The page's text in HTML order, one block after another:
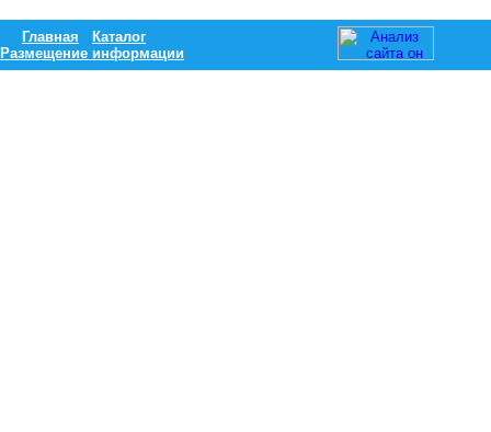
Главная
Каталог
Размещение информации